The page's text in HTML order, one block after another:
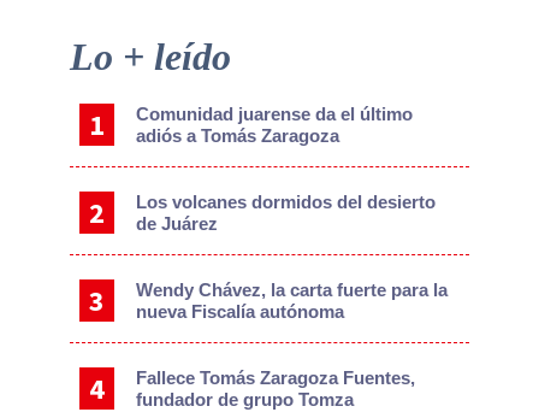
Primary
Lo + leído
Comunidad juarense da el último
adiós a Tomás Zaragoza
Los volcanes dormidos del desierto
de Juárez
Wendy Chávez, la carta fuerte para la
nueva Fiscalía autónoma
Fallece Tomás Zaragoza Fuentes,
fundador de grupo Tomza